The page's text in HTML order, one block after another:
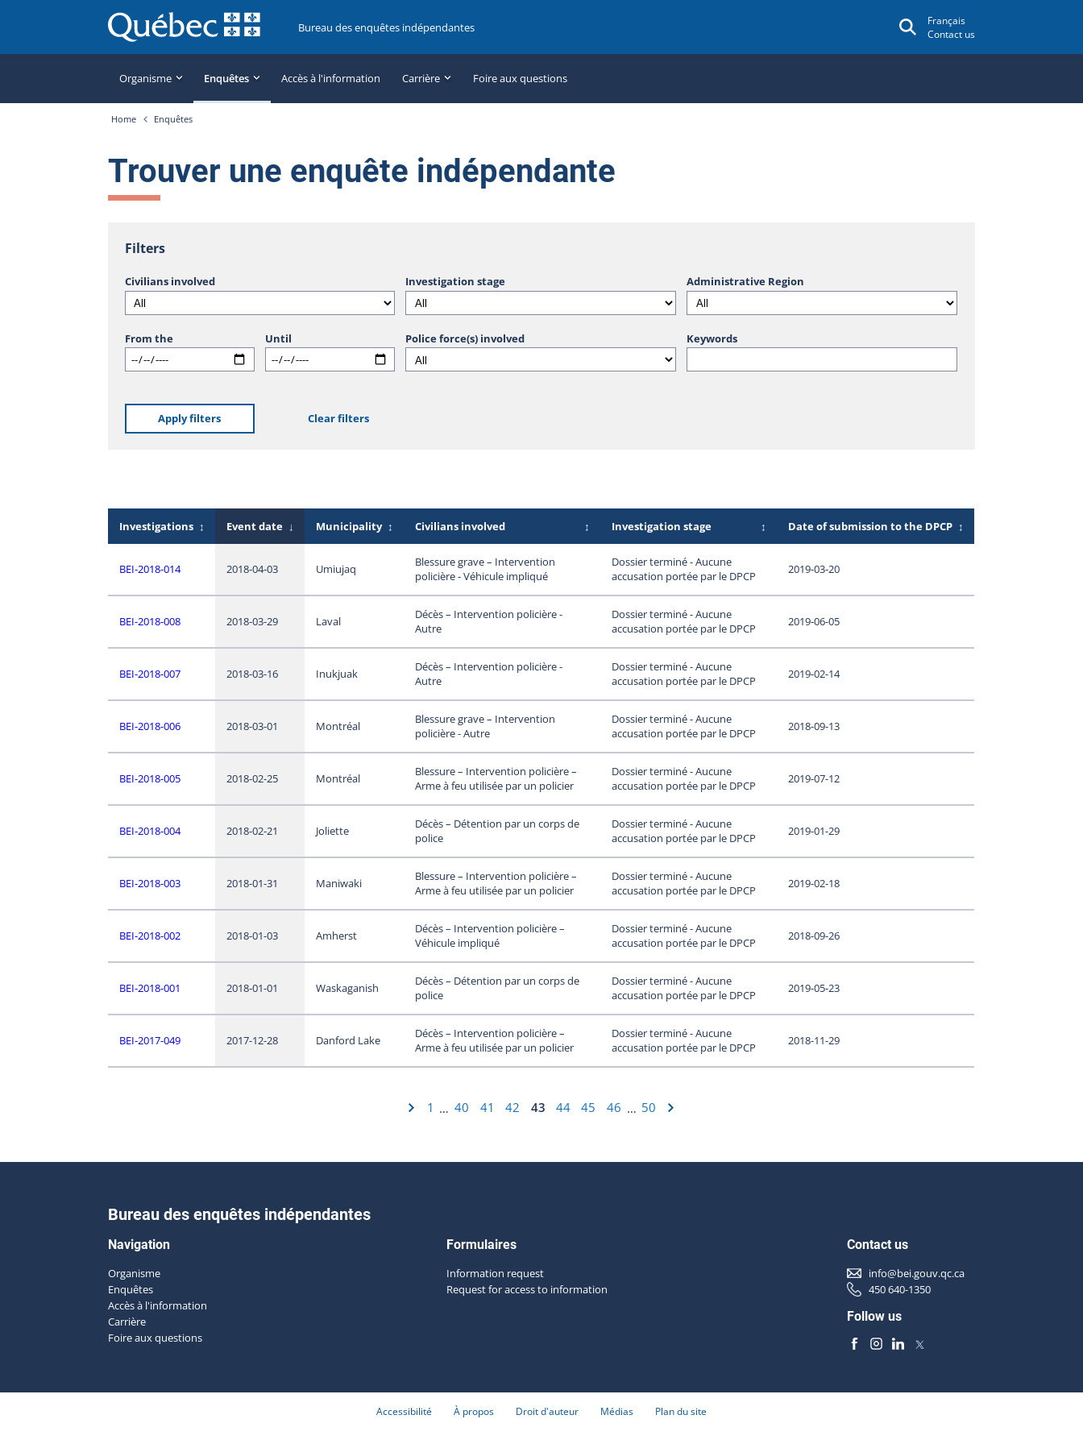
Bureau des enquêtes indépendantes
Français
Contact us
Organisme Enquêtes Accès à l'information Carrière Foire aux questions
Home Enquêtes
Trouver une enquête indépendante
Filters
Civilians involved Investigation stage Administrative Region
From the Until Police force(s) involved Keywords
Apply filters Clear filters
Investigations ↕ Event date ↓ Municipality ↕ Civilians involved ↕ Investigation stage ↕ Date of submission to the DPCP ↕
BEI-2018-014 2018-04-03 Umiujaq
Blessure grave – Intervention
policière - Véhicule impliqué
Dossier terminé - Aucune
accusation portée par le DPCP
2019-03-20
BEI-2018-008 2018-03-29 Laval
Décès – Intervention policière -
Autre
Dossier terminé - Aucune
accusation portée par le DPCP
2019-06-05
BEI-2018-007 2018-03-16 Inukjuak
Décès – Intervention policière -
Autre
Dossier terminé - Aucune
accusation portée par le DPCP
2019-02-14
BEI-2018-006 2018-03-01 Montréal
Blessure grave – Intervention
policière - Autre
Dossier terminé - Aucune
accusation portée par le DPCP
2018-09-13
BEI-2018-005 2018-02-25 Montréal
Blessure – Intervention policière –
Arme à feu utilisée par un policier
Dossier terminé - Aucune
accusation portée par le DPCP
2019-07-12
BEI-2018-004 2018-02-21 Joliette
Décès – Détention par un corps de
police
Dossier terminé - Aucune
accusation portée par le DPCP
2019-01-29
BEI-2018-003 2018-01-31 Maniwaki
Blessure – Intervention policière –
Arme à feu utilisée par un policier
Dossier terminé - Aucune
accusation portée par le DPCP
2019-02-18
BEI-2018-002 2018-01-03 Amherst
Décès – Intervention policière –
Véhicule impliqué
Dossier terminé - Aucune
accusation portée par le DPCP
2018-09-26
BEI-2018-001 2018-01-01 Waskaganish
Décès – Détention par un corps de
police
Dossier terminé - Aucune
accusation portée par le DPCP
2019-05-23
BEI-2017-049 2017-12-28 Danford Lake
Décès – Intervention policière –
Arme à feu utilisée par un policier
Dossier terminé - Aucune
accusation portée par le DPCP
2018-11-29
1 … 40 41 42 43 44 45 46 … 50
Bureau des enquêtes indépendantes
Navigation
Organisme
Enquêtes
Accès à l'information
Carrière
Foire aux questions
Formulaires
Information request
Request for access to information
Contact us
info@bei.gouv.qc.ca
450 640-1350
Follow us
Accessibilité À propos Droit d'auteur Médias Plan du site